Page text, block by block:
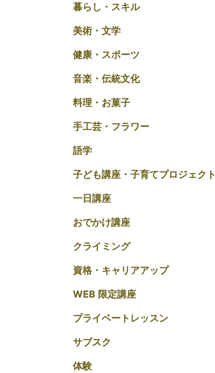
暮らし・スキル
美術・文学
健康・スポーツ
音楽・伝統文化
料理・お菓子
手工芸・フラワー
語学
子ども講座・子育てプロジェクト
一日講座
おでかけ講座
クライミング
資格・キャリアアップ
WEB 限定講座
プライベートレッスン
サブスク
体験